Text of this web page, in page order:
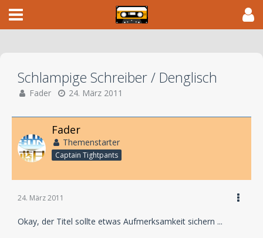
Schlampige Schreiber / Denglisch
Fader 24. März 2011
Fader
Themenstarter
Captain Tightpants
24. März 2011
Okay, der Titel sollte etwas Aufmerksamkeit sichern ...